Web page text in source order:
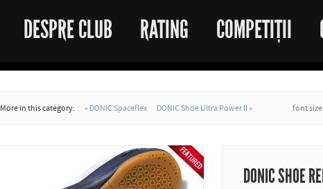
DESPRE CLUB RATING COMPETIȚII
More in this category: « DONIC Spaceflex DONIC Shoe Ultra Power II » font size
DONIC SHOE